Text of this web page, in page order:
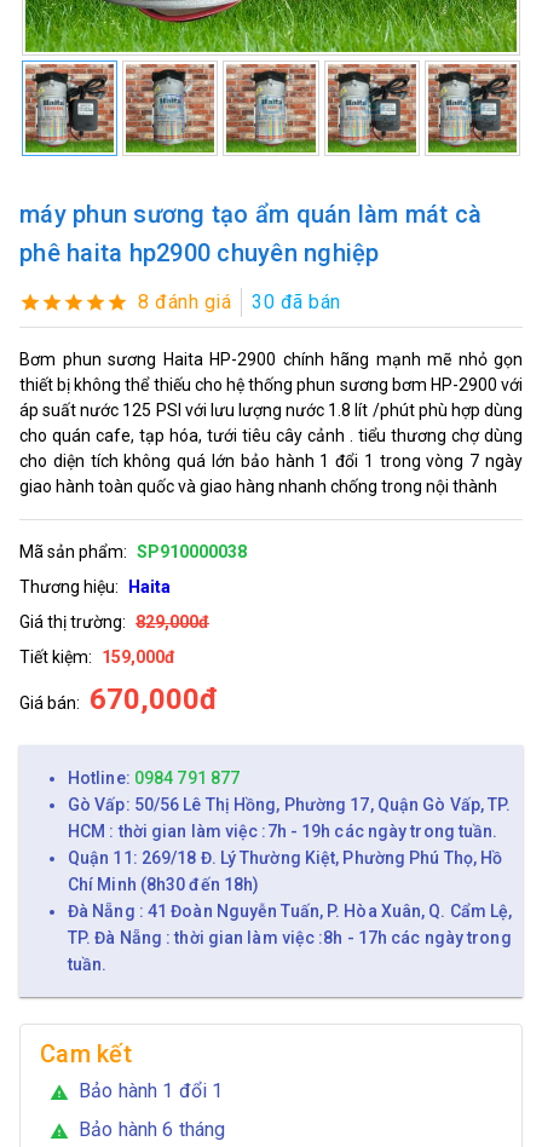
máy phun sương tạo ẩm quán làm mát cà
phê haita hp2900 chuyên nghiệp
8 đánh giá 30 đã bán
Bơm phun sương Haita HP-2900 chính hãng mạnh mẽ nhỏ gọn
thiết bị không thể thiếu cho hệ thống phun sương bơm HP-2900 với
áp suất nước 125 PSI với lưu lượng nước 1.8 lít /phút phù hợp dùng
cho quán cafe, tạp hóa, tưới tiêu cây cảnh . tiểu thương chợ dùng
cho diện tích không quá lớn bảo hành 1 đổi 1 trong vòng 7 ngày
giao hành toàn quốc và giao hàng nhanh chống trong nội thành
Mã sản phẩm: SP910000038
Thương hiệu:
Haita
Giá thị trường: 829,000đ
Tiết kiệm:
159,000đ
Giá bán: 670,000đ
Hotline: 0984 791 877
Gò Vấp: 50/56 Lê Thị Hồng, Phường 17, Quận Gò Vấp, TP.
HCM : thời gian làm việc :7h - 19h các ngày trong tuần.
Quận 11: 269/18 Đ. Lý Thường Kiệt, Phường Phú Thọ, Hồ
Chí Minh (8h30 đến 18h)
Đà Nẵng : 41 Đoàn Nguyễn Tuấn, P. Hòa Xuân, Q. Cẩm Lệ,
TP. Đà Nẵng : thời gian làm việc :8h - 17h các ngày trong
tuần.
Cam kết
warning Bảo hành 1 đổi 1
warning Bảo hành 6 tháng